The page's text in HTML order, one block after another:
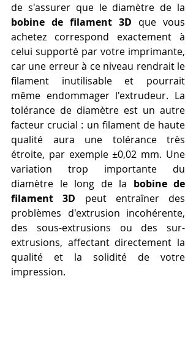
bobine de filament 3D que vous
achetez correspond exactement à
celui supporté par votre imprimante,
car une erreur à ce niveau rendrait le
filament inutilisable et pourrait
même endommager l'extrudeur. La
tolérance de diamètre est un autre
facteur crucial : un filament de haute
qualité aura une tolérance très
étroite, par exemple ±0,02 mm. Une
variation trop importante du
diamètre le long de la bobine de
filament 3D peut entraîner des
problèmes d'extrusion incohérente,
des sous-extrusions ou des sur-
extrusions, affectant directement la
qualité et la solidité de votre
impression.